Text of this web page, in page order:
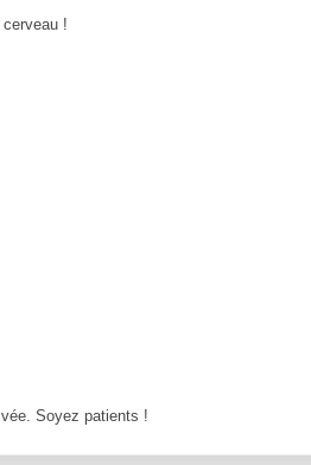
!
Soyez patients !